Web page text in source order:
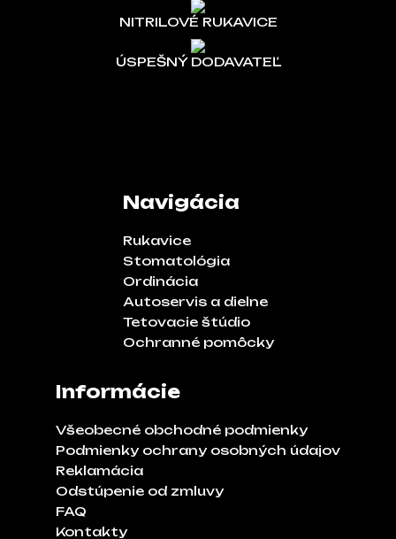
NITRILOVÉ RUKAVICE
ÚSPEŠNÝ DODAVATEĽ
Navigácia
Rukavice
Stomatológia
Ordinácia
Autoservis a dielne
Tetovacie štúdio
Ochranné pomôcky
Informácie
Všeobecné obchodné podmienky
Podmienky ochrany osobných údajov
Reklamácia
Odstúpenie od zmluvy
FAQ
Kontakty